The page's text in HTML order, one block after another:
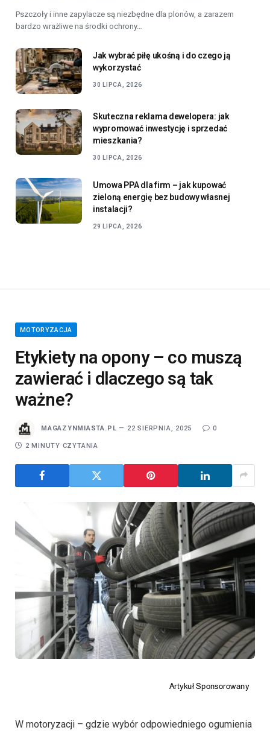
Pszczoły i inne zapylacze są niezbędne dla plonów, a zarazem
bardzo wrażliwe na środki ochrony…
Jak wybrać piłę ukośną i do czego ją
wykorzystać
30 LIPCA, 2026
Skuteczna reklama dewelopera: jak
wypromować inwestycję i sprzedać
mieszkania?
30 LIPCA, 2026
Umowa PPA dla firm – jak kupować
zieloną energię bez budowy własnej
instalacji?
29 LIPCA, 2026
MOTORYZACJA
Etykiety na opony – co muszą
zawierać i dlaczego są tak
ważne?
MAGAZYNMIASTA.PL 22 SIERPNIA, 2025 0
2 MINUTY CZYTANIA
W motoryzacji – gdzie wybór odpowiedniego ogumienia